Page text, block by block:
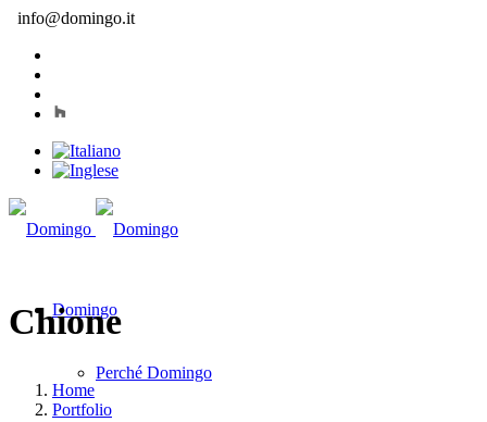
info@domingo.it
Domingo
Perché Domingo
Chione
Home
Portfolio